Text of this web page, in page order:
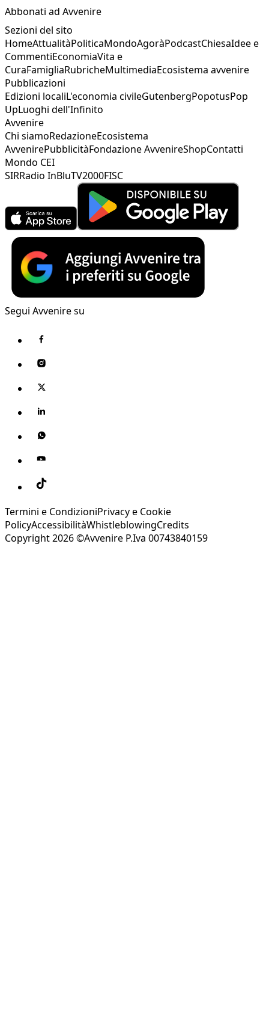
Abbonati ad Avvenire
Sezioni del sito
HomeAttualitàPoliticaMondoAgoràPodcastChiesaIdee e
CommentiEconomiaVita e
CuraFamigliaRubricheMultimediaEcosistema avvenire
Pubblicazioni
Edizioni localiL'economia civileGutenbergPopotusPop
UpLuoghi dell'Infinito
Avvenire
Chi siamoRedazioneEcosistema
AvvenirePubblicitàFondazione AvvenireShopContatti
Mondo CEI
SIRRadio InBluTV2000FISC
Segui Avvenire su
Termini e CondizioniPrivacy e Cookie
PolicyAccessibilitàWhistleblowingCredits
Copyright 2026 ©Avvenire P.Iva 00743840159